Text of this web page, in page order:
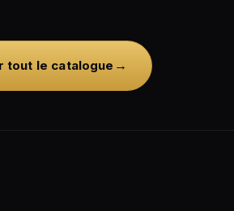
tout le catalogue →